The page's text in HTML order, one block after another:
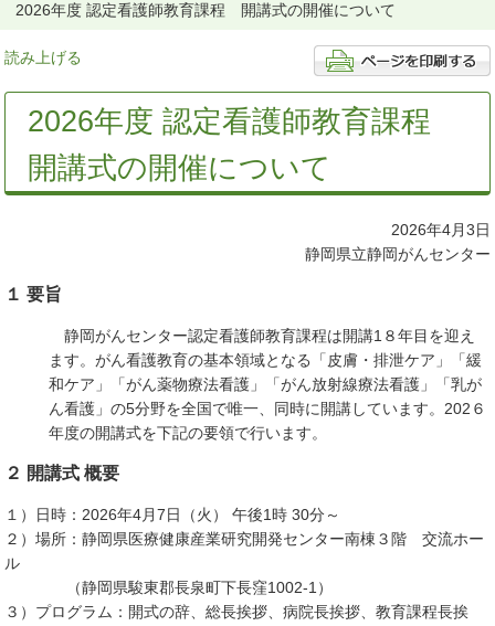
2026年度 認定看護師教育課程 開講式の開催について
読み上げる
2026年度 認定看護師教育課程
開講式の開催について
2026年4月3日
静岡県立静岡がんセンター
１ 要旨
静岡がんセンター認定看護師教育課程は開講1８年目を迎え
ます。がん看護教育の基本領域となる「皮膚・排泄ケア」「緩
和ケア」「がん薬物療法看護」「がん放射線療法看護」「乳が
ん看護」の5分野を全国で唯一、同時に開講しています。202６
年度の開講式を下記の要領で行います。
２ 開講式 概要
１）日時：2026年4月7日（火） 午後1時 30分～
２）場所：静岡県医療健康産業研究開発センター南棟３階 交流ホー
ル
（静岡県駿東郡長泉町下長窪1002-1）
３）プログラム：開式の辞、総長挨拶、病院長挨拶、教育課程長挨